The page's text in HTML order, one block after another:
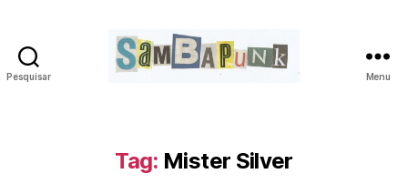
Pesquisar Menu
Tag: Mister Silver